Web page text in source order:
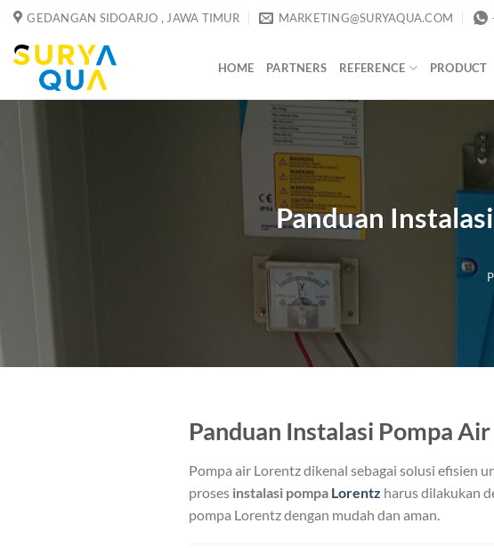
Skip
content
GEDANGAN SIDOARJO , JAWA TIMUR MARKETING@SURYAQUA.COM
HOME PARTNERS REFERENCE PRODUCT
Panduan
Panduan Instalasi Pompa
Pompa air Lorentz dikenal sebagai solusi efisien
proses instalasi pompa Lorentz harus dilakukan
pompa Lorentz dengan mudah dan aman.